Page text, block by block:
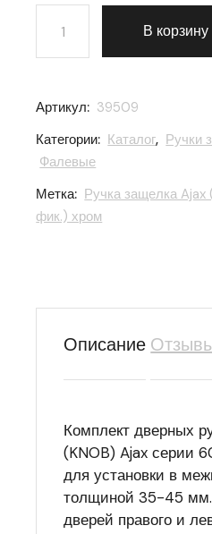
Количество товара
В корзину
Артикул: 39509
Категории: Каталог, Ручки
Фалевые
Метка: Ручка защелка
фик.) хром
Описание
Комплект дверных
(KNOB) Ajax серии
для установки в
толщиной 35-45
дверей правого и